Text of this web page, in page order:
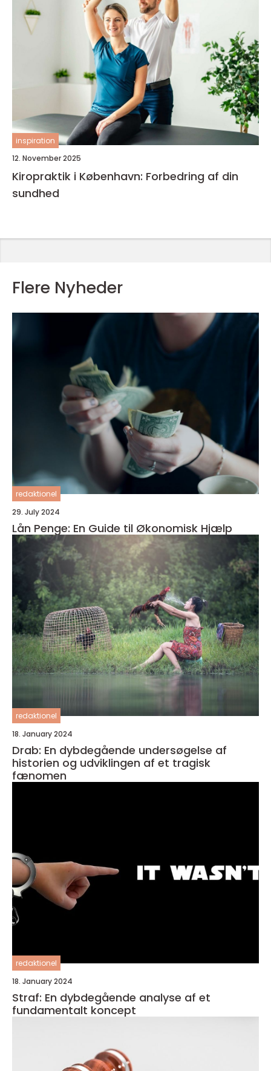
inspiration
12. November 2025
Kiropraktik i København: Forbedring af din
sundhed
Flere Nyheder
redaktionel
29. July 2024
Lån Penge: En Guide til Økonomisk Hjælp
redaktionel
18. January 2024
Drab: En dybdegående undersøgelse af
historien og udviklingen af et tragisk
fænomen
redaktionel
18. January 2024
Straf: En dybdegående analyse af et
fundamentalt koncept